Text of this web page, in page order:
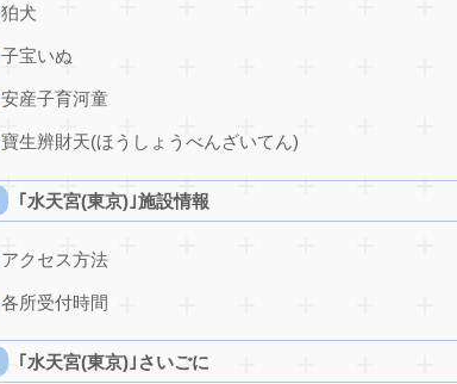
狛犬
子宝いぬ
安産子育河童
寶生辨財天(ほうしょうべんざいてん)
｢水天宮(東京)｣施設情報
アクセス方法
各所受付時間
｢水天宮(東京)｣さいごに